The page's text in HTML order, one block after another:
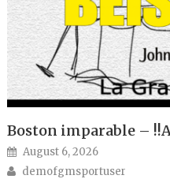
Boston imparable –
Posted on
August 6, 2026
Author
demofgmsportuser